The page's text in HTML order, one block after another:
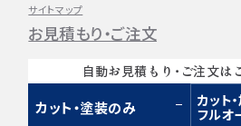
サイトマップ
お見積もり・ご注文
自動お見積もり・ご注文は
カット・塗装のみ
カット
フルオ